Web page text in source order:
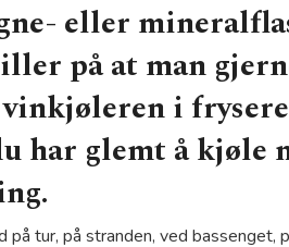
eller
på at man
i
har glemt å kjøle
tur, på stranden, ved bassenget,